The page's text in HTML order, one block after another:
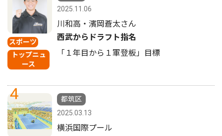
スポーツ
トップニュ
ース
2025.11.06
川和高・濱岡蒼太さん
西武からドラフト指名
「１年目から１軍登板」目標
4
都筑区
2025.03.13
横浜国際プール